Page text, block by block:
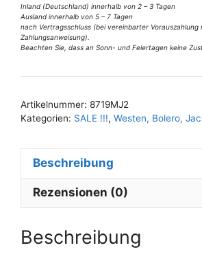
38/40
Menge
Inland (Deutschland) innerhalb von 2 – 3 Tagen
Ausland innerhalb von 5 – 7 Tagen
nach Vertragsschluss (bei vereinbarter
Zahlungsanweisung).
Beachten Sie, dass an Sonn- und Feiertagen keine
l
e
t
e
Artikelnummer: 8719MJ2
Kategorien: SALE !!!, Westen, Bolero,
Beschreibung
Rezensionen (0)
Beschreibung